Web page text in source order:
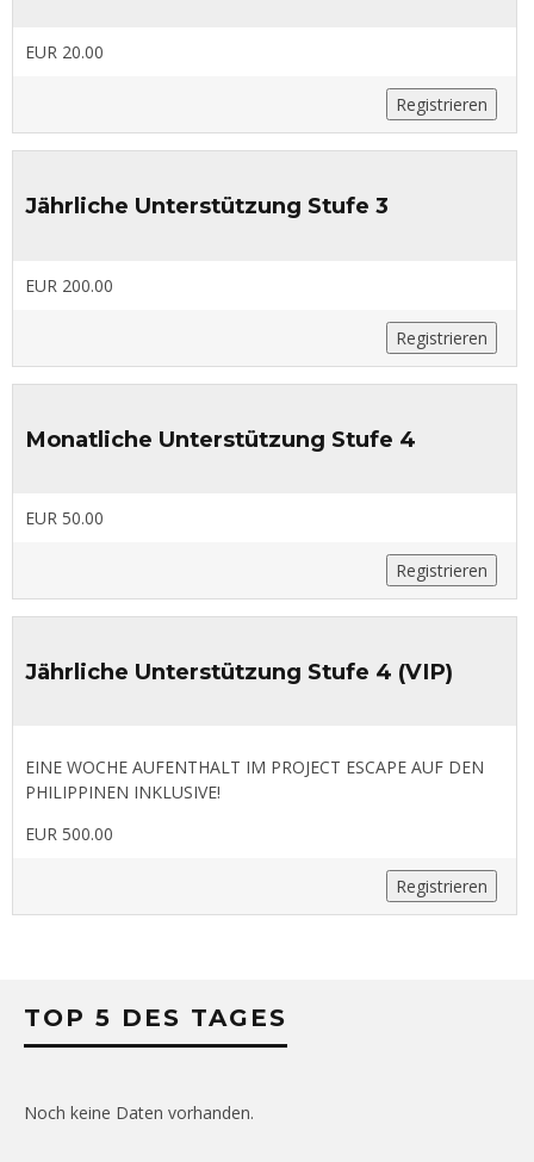
EUR 20.00
Registrieren
Jährliche Unterstützung Stufe 3
EUR 200.00
Registrieren
Monatliche Unterstützung Stufe 4
EUR 50.00
Registrieren
Jährliche Unterstützung Stufe 4 (VIP)
EINE WOCHE AUFENTHALT IM PROJECT ESCAPE AUF DEN
PHILIPPINEN INKLUSIVE!
EUR 500.00
Registrieren
TOP 5 DES TAGES
Noch keine Daten vorhanden.